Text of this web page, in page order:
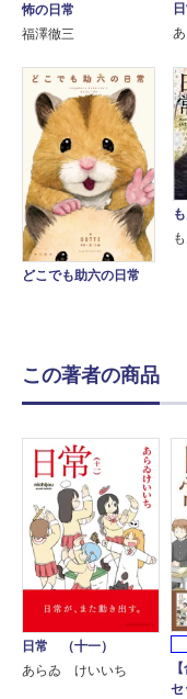
怖の日常
福澤徹三
どこでも助六の日常
この著者の商品
日常 （十一）
あらゐ けいいち
セ